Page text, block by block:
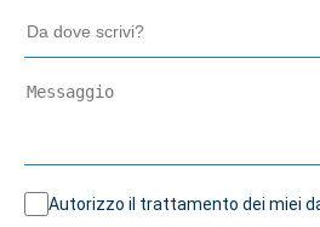
Autorizzo il trattamento dei miei